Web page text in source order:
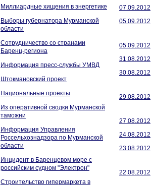
Миллиардные хищения в энергетике
Выборы губернатора Мурманской
области
Сотрудничество со странами
Баренц-региона
Информация пресс-службы УМВД
Штокмановский проект
Национальные проекты
Из оперативной сводки Мурманской
таможни
Информация Управления
Россельхознадзора по Мурманской
области
Инцидент в Баренцевом море с
российским судном "Электрон"
Строительство гипермаркета в
07.09.2012
05.09.2012
05.09.2012
31.08.2012
30.08.2012
29.08.2012
27.08.2012
24.08.2012
23.08.2012
22.08.2012